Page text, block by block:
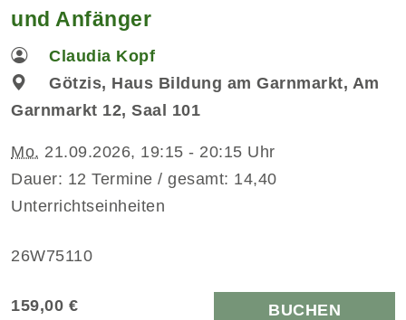
und Anfänger
Claudia Kopf
Götzis, Haus Bildung am Garnmarkt, Am
Garnmarkt 12, Saal 101
Mo. 21.09.2026, 19:15 - 20:15 Uhr
Dauer: 12 Termine / gesamt: 14,40
Unterrichtseinheiten
26W75110
159,00 € BUCHEN